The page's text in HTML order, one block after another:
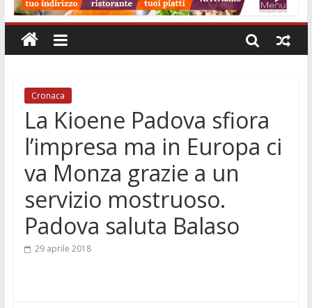
VR
Musei gratis a Padova per tutto agosto: chi entra e quali sedi
visitare
Cronaca
La Kioene Padova sfiora
l’impresa ma in Europa ci
va Monza grazie a un
servizio mostruoso.
Padova saluta Balaso
29 aprile 2018